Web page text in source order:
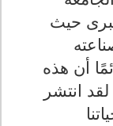
حيث
أن هذه
انتشر